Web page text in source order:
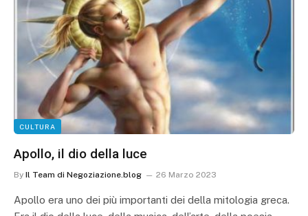
CULTURA
Apollo, il dio della luce
By Il Team di Negoziazione.blog 26 Marzo 2023
Apollo era uno dei più importanti dei della mitologia greca.